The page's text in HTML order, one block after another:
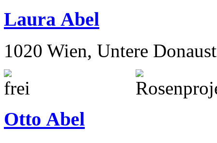
Laura Abel
1020 Wien, Untere
Otto Abel